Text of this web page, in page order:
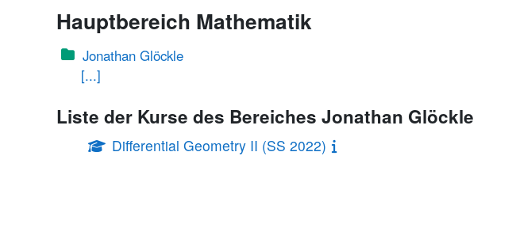
Hauptbereich Mathematik
Jonathan Glöckle
[...]
Liste der Kurse des Bereiches Jonathan Glöckle
Differential Geometry II (SS 2022)